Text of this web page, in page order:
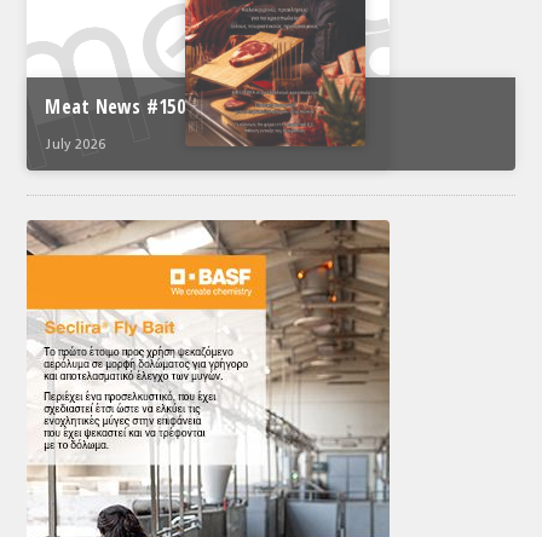
Meat News #150
July 2026